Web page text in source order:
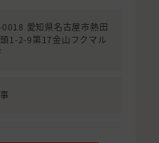
愛知県名古屋市熱田
1-2-9第17金山フクマル